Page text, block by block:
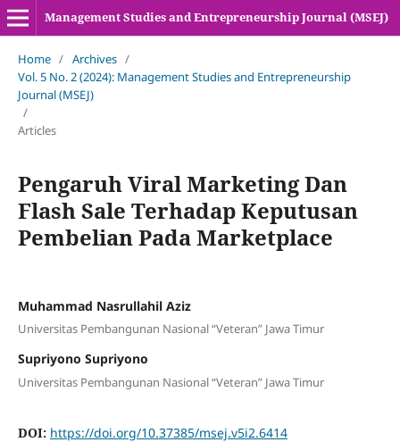
Management Studies and Entrepreneurship Journal (MSEJ)
Home / Archives /
Vol. 5 No. 2 (2024): Management Studies and Entrepreneurship
Journal (MSEJ)
/
Articles
Pengaruh Viral Marketing Dan
Flash Sale Terhadap Keputusan
Pembelian Pada Marketplace
Muhammad Nasrullahil Aziz
Universitas Pembangunan Nasional “Veteran” Jawa Timur
Supriyono Supriyono
Universitas Pembangunan Nasional “Veteran” Jawa Timur
DOI: https://doi.org/10.37385/msej.v5i2.6414